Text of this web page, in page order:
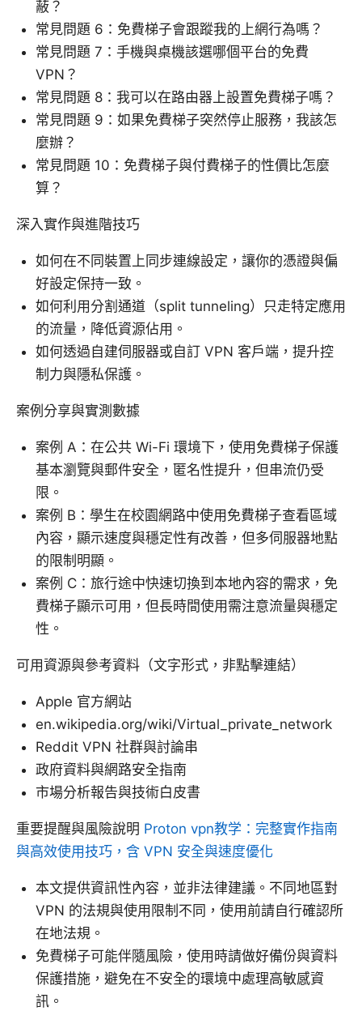
蔽？
常見問題 6：免費梯子會跟蹤我的上網行為嗎？
常見問題 7：手機與桌機該選哪個平台的免費
VPN？
常見問題 8：我可以在路由器上設置免費梯子嗎？
常見問題 9：如果免費梯子突然停止服務，我該怎
麼辦？
常見問題 10：免費梯子與付費梯子的性價比怎麼
算？
深入實作與進階技巧
如何在不同裝置上同步連線設定，讓你的憑證與偏
好設定保持一致。
如何利用分割通道（split tunneling）只走特定應用
的流量，降低資源佔用。
如何透過自建伺服器或自訂 VPN 客戶端，提升控
制力與隱私保護。
案例分享與實測數據
案例 A：在公共 Wi-Fi 環境下，使用免費梯子保護
基本瀏覽與郵件安全，匿名性提升，但串流仍受
限。
案例 B：學生在校園網路中使用免費梯子查看區域
內容，顯示速度與穩定性有改善，但多伺服器地點
的限制明顯。
案例 C：旅行途中快速切換到本地內容的需求，免
費梯子顯示可用，但長時間使用需注意流量與穩定
性。
可用資源與參考資料（文字形式，非點擊連結）
Apple 官方網站
en.wikipedia.org/wiki/Virtual_private_network
Reddit VPN 社群與討論串
政府資料與網路安全指南
市場分析報告與技術白皮書
重要提醒與風險說明 Proton vpn教学：完整實作指南
與高效使用技巧，含 VPN 安全與速度優化
本文提供資訊性內容，並非法律建議。不同地區對
VPN 的法規與使用限制不同，使用前請自行確認所
在地法規。
免費梯子可能伴隨風險，使用時請做好備份與資料
保護措施，避免在不安全的環境中處理高敏感資
訊。